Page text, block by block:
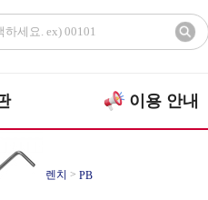
이용 안내
렌치 > PB